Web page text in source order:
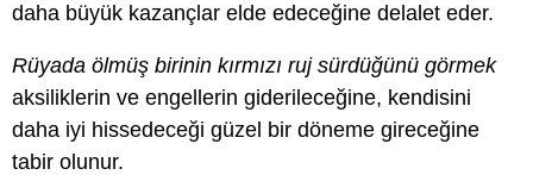
daha büyük kazançlar elde edeceğine delalet eder.
Rüyada ölmüş birinin kırmızı ruj sürdüğünü görmek
aksiliklerin ve engellerin giderileceğine, kendisini
daha iyi hissedeceği güzel bir döneme gireceğine
tabir olunur.